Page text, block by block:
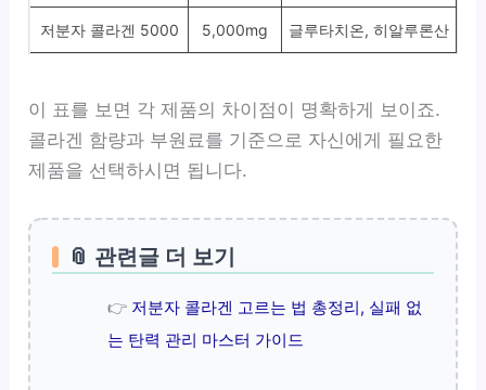
저분자 콜라겐 5000 5,000mg 글루타치온, 히알루론산
이 표를 보면 각 제품의 차이점이 명확하게 보이죠.
콜라겐 함량과 부원료를 기준으로 자신에게 필요한
제품을 선택하시면 됩니다.
📎 관련글 더 보기
👉 저분자 콜라겐 고르는 법 총정리, 실패 없
는 탄력 관리 마스터 가이드